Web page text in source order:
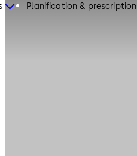
Planification & prescription